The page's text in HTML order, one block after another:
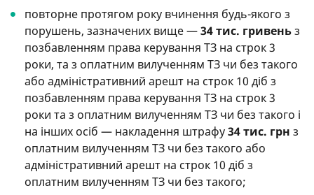
повторне протягом року вчинення будь-якого з
порушень, зазначених вище —34 тис. гривеньз
позбавленням права керування ТЗ на строк 3
роки, та з оплатним вилученням ТЗ чи без такого
або адміністративний арешт на строк 10 діб з
позбавленням права керування ТЗ на строк 3
роки та з оплатним вилученням ТЗ чи без такого і
на інших осіб — накладення штрафу34 тис. грн з
оплатним вилученням ТЗ чи без такого або
адміністративний арешт на строк 10 діб з
оплатним вилученням ТЗ чи без такого;